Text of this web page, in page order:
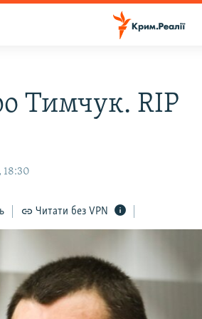
Тимчук. RIP
18:30
Читати без VPN